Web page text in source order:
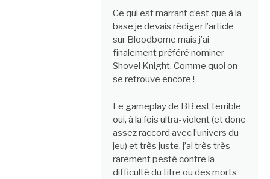
Ce qui est marrant c’est que à la
base je devais rédiger l’article
sur Bloodborne mais j’ai
finalement préféré nominer
Shovel Knight. Comme quoi on
se retrouve encore !
Le gameplay de BB est terrible
oui, à la fois ultra-violent (et donc
assez raccord avec l’univers du
jeu) et très juste, j’ai très très
rarement pesté contre la
difficulté du titre ou des morts